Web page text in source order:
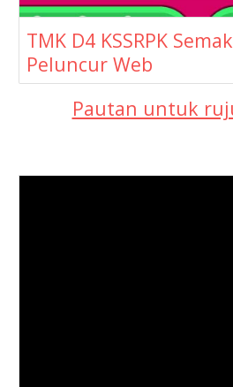
TMK D4 KSSRPK
Peluncur Web
Pautan untuk